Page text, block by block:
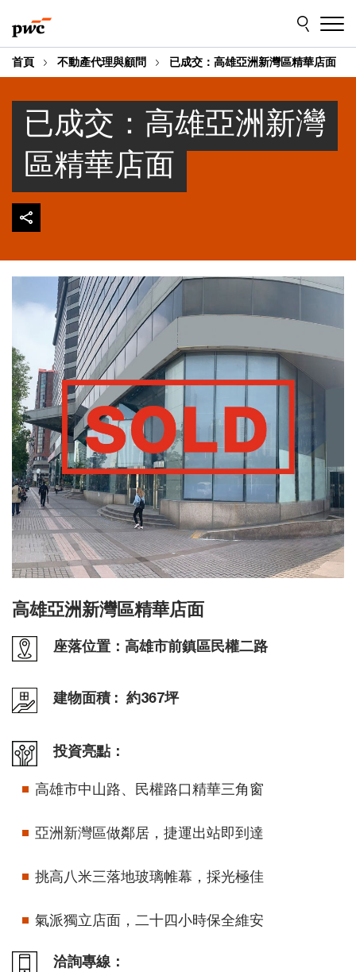
to
content
to
footer
首頁 不動產代理與顧問 已成交：高雄亞洲新灣區精華店面
已成交：高雄亞洲新灣
區精華店面
高雄亞洲新灣區精華店面
座落位置：高雄市前鎮區民權二路
建物面積 : 約367坪
投資亮點：
高雄市中山路、民權路口精華三角窗
亞洲新灣區做鄰居，捷運出站即到達
挑高八米三落地玻璃帷幕，採光極佳
氣派獨立店面，二十四小時保全維安
洽詢專線：